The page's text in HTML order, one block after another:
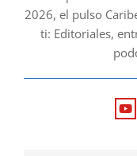
2026, el pulso
ti: Editoriales,